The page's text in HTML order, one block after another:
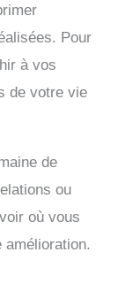
Pour
à vos
de votre vie
de
ou
où vous
amélioration.